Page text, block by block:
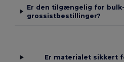
Er den tilgængelig for
grossistbestillinger?
Er materialet sikkert